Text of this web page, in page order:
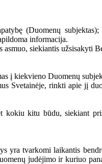
(Duomenų
informacija.
siekiantis užsisakyti
į kiekvieno Duomenų
Svetainėje, rinkti apie jį
kitu būdu, siekiant
yra tvarkomi laikantis
judėjimo ir kuriuo